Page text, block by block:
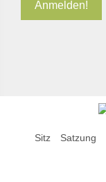
Sitz Satzung